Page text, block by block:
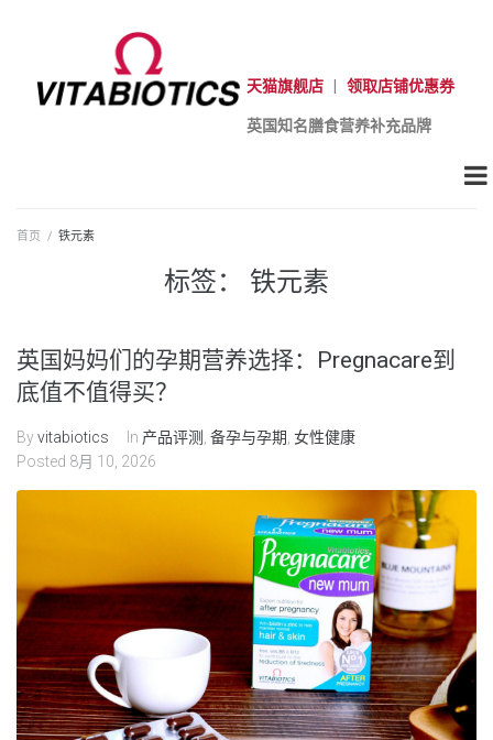
天猫旗舰店 领取店铺优惠券
英国知名膳食营养补充品牌
首页 / 铁元素
标签： 铁元素
英国妈妈们的孕期营养选择：Pregnacare到
底值不值得买？
Byvitabiotics In 产品评测 备孕与孕期 女性健康
Posted 8月 10, 2026